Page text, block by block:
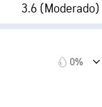
3.6 (Moderado)
claro)
34%
0%